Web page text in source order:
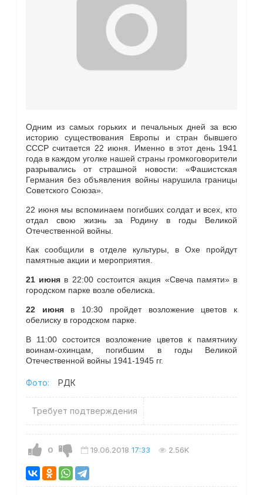
Одним из самых горьких и печальных дней за всю
историю существования Европы и стран бывшего
СССР считается 22 июня. Именно в этот день 1941
года в каждом уголке нашей страны громкоговорители
разрывались от страшной новости: «Фашистская
Германия без объявления войны нарушила границы
Советского Союза».
22 июня мы вспоминаем погибших солдат и всех, кто
отдал свою жизнь за Родину в годы Великой
Отечественной войны.
Как сообщили в отделе культуры, в Охе пройдут
памятные акции и мероприятия.
21 июня в 22:00 состоится акция «Свеча памяти» в
городском парке возле обелиска.
22 июняв 10:30 пройдет возложение цветов к
обелиску в городском парке.
В 11:00 состоится возложение цветов к памятнику
воинам-охинцам, погибшим в годы Великой
Отечественной войны 1941-1945 гг.
Фото: РДК
Требует подтверждения
0 19.06.2018 17:33 2.56K